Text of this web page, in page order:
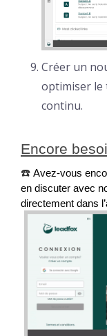
Créer un
optimiser le
continu.
Encore
☎️ Avez-vous
en discuter avec
directement dans